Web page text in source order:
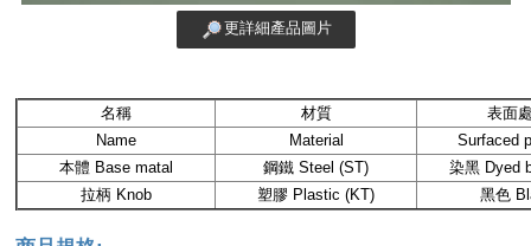
更詳細產品圖片
名稱 材質
表面
Name
Material
Surfaced
本體 Base matal
鋼鐵 Steel (ST)
染黑 Dyed
拉柄 Knob
塑膠 Plastic (KT) 黑色